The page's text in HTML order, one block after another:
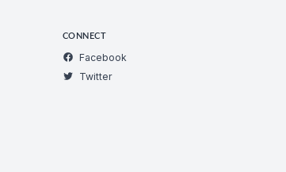
CONNECT
Facebook
Twitter